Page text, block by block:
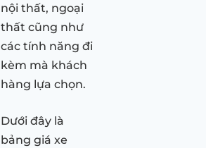
nội thất, ngoại
thất cũng như
các tính năng đi
kèm mà khách
hàng lựa chọn.
Dưới đây là
bảng giá xe